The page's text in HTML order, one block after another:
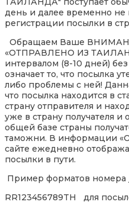
день и далее временно не
регистрации посылки в
Обращаем Ваше
«ОТПРАВЛЕНО ИЗ
интервалом (8-10 дней)
означает то, что посылка
либо проблемы с ней!
что посылка находится в
страну отправителя и
уже в страну получателя
общей базе страны
таможни. В информации
сайте ежедневно
посылки в пути.
Пример форматов номера
RR123456789TH для